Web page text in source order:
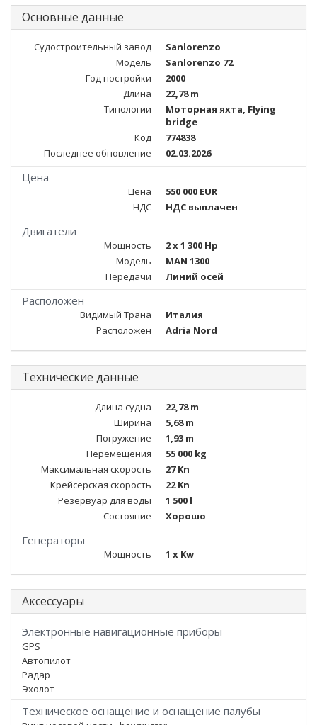
Основные данные
Судостроительный завод
Sanlorenzo
Модель
Sanlorenzo 72
Год постройки
2000
Длина
22,78 m
Типологии
Моторная яхта, Flying
bridge
Код
774838
Последнее обновление
02.03.2026
Цена
Цена
550 000 EUR
НДС
НДС выплачен
Двигатели
Мощность
2 x 1 300 Hp
Модель
MAN 1300
Передачи
Линий осей
Расположен
Видимый Трана
Италия
Расположен
Adria Nord
Технические данные
Длина судна
22,78 m
Ширина
5,68 m
Погружение
1,93 m
Перемещения
55 000 kg
Максимальная скорость
27 Kn
Крейсерская скорость
22 Kn
Резервуар для воды
1 500 l
Состояние
Хорошо
Генераторы
Мощность 1 x Kw
Аксессуары
Электронные навигационные приборы
GPS
Автопилот
Радар
Эхолот
Техническое оснащение и оснащение палубы